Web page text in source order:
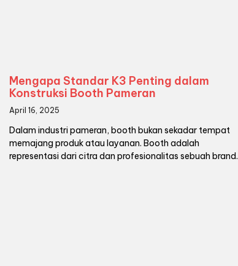
Mengapa Standar K3 Penting dalam
Konstruksi Booth Pameran
April 16, 2025
Dalam industri pameran, booth bukan sekadar tempat
memajang produk atau layanan. Booth adalah
representasi dari citra dan profesionalitas sebuah brand.